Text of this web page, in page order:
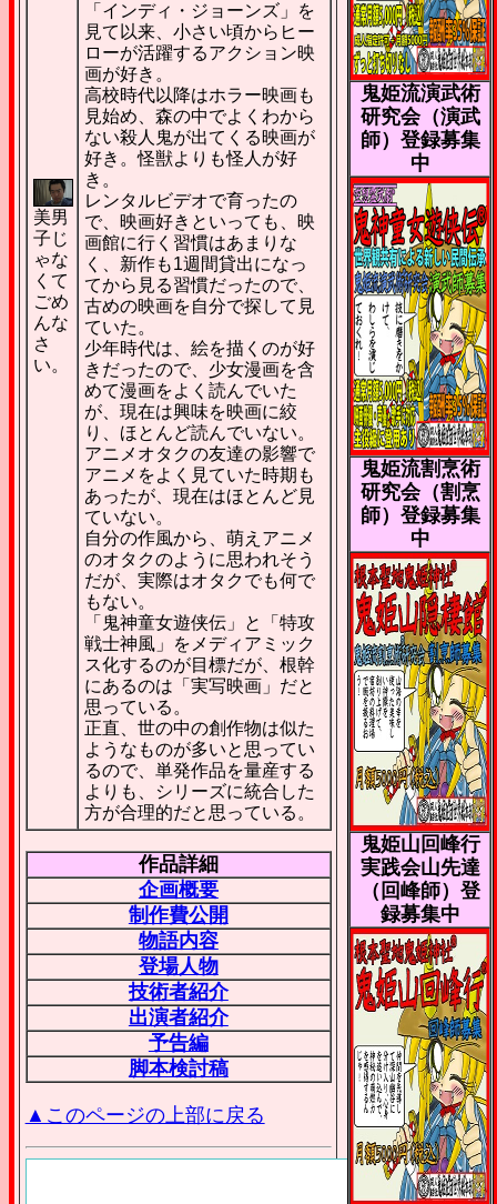
美男
子じ
ゃな
くて
ごめ
んな
さ
い。
「インディ・ジョーンズ」を
見て以来、小さい頃からヒー
ローが活躍するアクション映
画が好き。
高校時代以降はホラー映画も
見始め、森の中でよくわから
ない殺人鬼が出てくる映画が
好き。怪獣よりも怪人が好
き。
レンタルビデオで育ったの
で、映画好きといっても、映
画館に行く習慣はあまりな
く、新作も1週間貸出になっ
てから見る習慣だったので、
古めの映画を自分で探して見
ていた。
少年時代は、絵を描くのが好
きだったので、少女漫画を含
めて漫画をよく読んでいた
が、現在は興味を映画に絞
り、ほとんど読んでいない。
アニメオタクの友達の影響で
アニメをよく見ていた時期も
あったが、現在はほとんど見
ていない。
自分の作風から、萌えアニメ
のオタクのように思われそう
だが、実際はオタクでも何で
もない。
「鬼神童女遊侠伝」と「特攻
戦士神風」をメディアミック
ス化するのが目標だが、根幹
にあるのは「実写映画」だと
思っている。
正直、世の中の創作物は似た
ようなものが多いと思ってい
るので、単発作品を量産する
よりも、シリーズに統合した
方が合理的だと思っている。
作品詳細
企画概要
制作費公開
物語内容
登場人物
技術者紹介
出演者紹介
予告編
脚本検討稿
▲このページの上部に戻る
鬼姫流演武術
研究会（演武
師）登録募集
中
鬼姫流割烹術
研究会（割烹
師）登録募集
中
鬼姫山回峰行
実践会山先達
（回峰師）登
録募集中